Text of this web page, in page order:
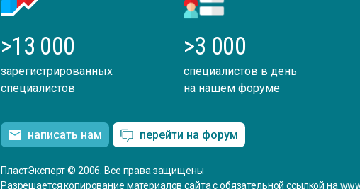
>13 000
зарегистрированных
специалистов
>3 000
специалистов в день
на нашем форуме
написать нам перейти на форум
ПластЭксперт © 2006. Все права защищены
Разрешается копирование материалов сайта с обязательной ссылкой на